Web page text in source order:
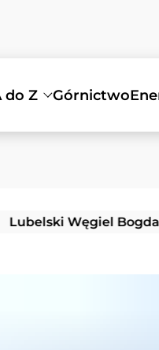
do Z Górnictwo
Węgiel Bogdanka